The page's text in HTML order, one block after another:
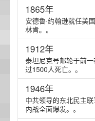
1865年
安德鲁·约翰逊就任美
林肯。。
1912年
泰坦尼克号邮轮于前
过1500人死亡。。
1946年
中共领导的东北民主
内战全面爆发。。